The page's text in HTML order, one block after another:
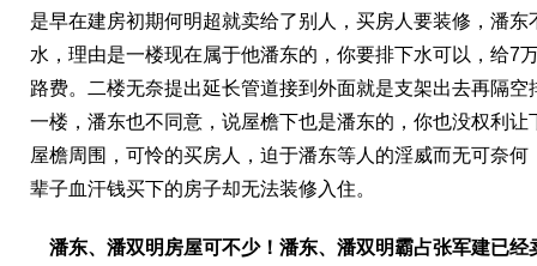
是早在建房初期何明超就卖给了别人，买房人要装修，潘东
水，理由是一楼现在属于他潘东的，你要排下水可以，给7
路费。二楼无奈提出延长管道接到外面就是支架出去再隔空
一楼，潘东也不同意，说屋檐下也是潘东的，你也没权利让
屋檐周围，可怜的买房人，迫于潘东等人的淫威而无可奈何
辈子血汗钱买下的房子却无法装修入住。
潘东、潘双明房屋可不少！ 潘东、潘双明霸占张军建已经